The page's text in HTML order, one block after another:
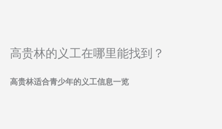
高贵林的义工在哪里能找到？
高贵林适合青少年的义工信息一览